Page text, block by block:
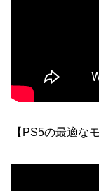
【PS5の最適な